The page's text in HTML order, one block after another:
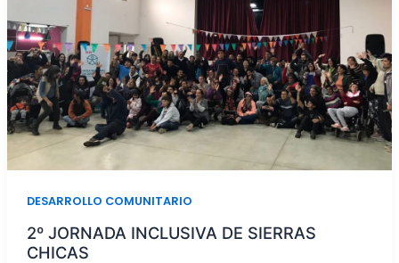
DESARROLLO COMUNITARIO
2º JORNADA INCLUSIVA DE SIERRAS
CHICAS